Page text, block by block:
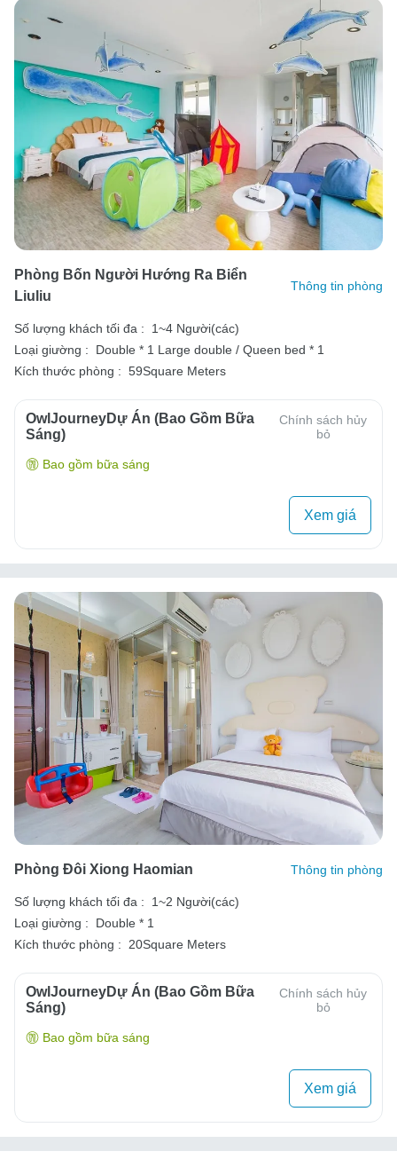
Phòng Bốn Người Hướng Ra Biển
Liuliu
Thông tin phòng
Số lượng khách tối đa :
1~4 Người(các)
Loại giường :
Double * 1 Large double / Queen bed * 1
Kích thước phòng : 59Square Meters
OwlJourneyDự Án (Bao Gồm Bữa
Sáng)
Chính sách hủy
bỏ
Bao gồm bữa sáng
Xem giá
Phòng Đôi Xiong Haomian Thông tin phòng
Số lượng khách tối đa :
1~2 Người(các)
Loại giường :
Double * 1
Kích thước phòng :
20Square Meters
OwlJourneyDự Án (Bao Gồm Bữa
Sáng)
Chính sách hủy
bỏ
Bao gồm bữa sáng
Xem giá